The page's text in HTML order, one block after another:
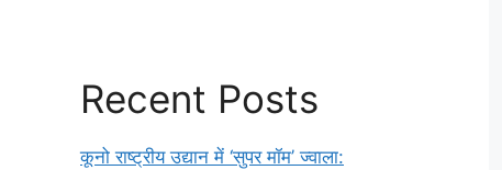
Recent Posts
कूनो राष्ट्रीय उद्यान में ‘सुपर मॉम’ ज्वाला: